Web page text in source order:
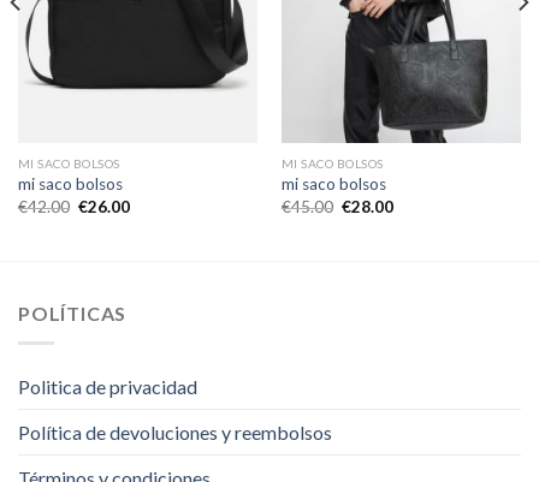
MI SACO BOLSOS
mi saco bolsos
€42.00 €26.00
MI SACO BOLSOS
mi saco bolsos
€45.00 €28.00
POLÍTICAS
Politica de privacidad
Política de devoluciones y reembolsos